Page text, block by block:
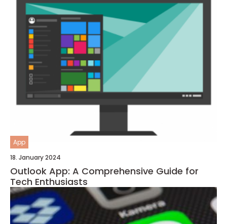
App
18. January 2024
Outlook App: A Comprehensive Guide for
Tech Enthusiasts